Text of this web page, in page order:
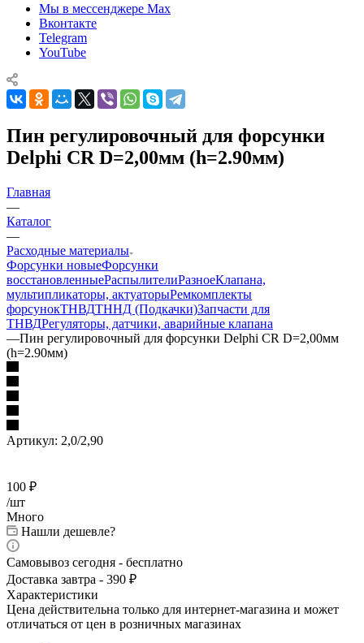
Мы в мессенджере Max
Вконтакте
Telegram
YouTube
Пин регулировочный для форсунки
Delphi CR D=2,00мм (h=2.90мм)
Главная
—
Каталог
—
Расходные материалы
Форсунки новыеФорсунки
восстановленныеРаспылителиРазноеКлапана,
мультипликаторы, актуаторыРемкомплекты
форсунокТНВДТННД (Подкачки)Запчасти для
ТНВДРегуляторы, датчики, аварийные клапана
—Пин регулировочный для форсунки Delphi CR D=2,00мм
(h=2.90мм)
Артикул: 2,0/2,90
100 ₽
/шт
Много
Нашли дешевле?
Самовывоз сегодня - бесплатно
Доставка завтра - 390 ₽
Характеристики
Цена действительна только для интернет-магазина и может
отличаться от цен в розничных магазинах